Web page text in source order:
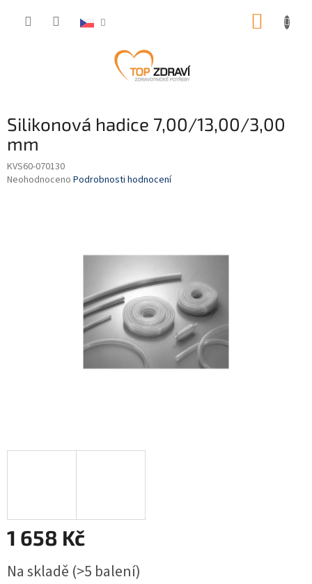
Silikonová hadice 7,00/13,00/3,00
mm
KVS60-070130
Průměrné
Neohodnoceno Podrobnosti hodnocení
1 658 Kč
cena:
Na skladě (>5 balení)